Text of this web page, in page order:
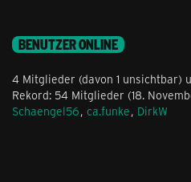
BENUTZER ONLINE
4 Mitglieder (davon 1 unsichtbar)
Rekord: 54 Mitglieder (18.
Schaengel56 ca.funke DirkW